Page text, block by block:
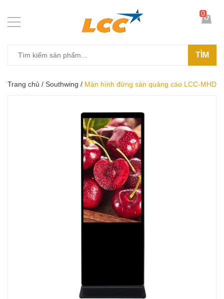
TÌM
0
Trang chủ / Southwing / Màn hình đứng sàn quảng cáo LCC-MHD